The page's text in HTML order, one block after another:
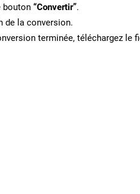
bouton “Convertir”.
de la conversion.
terminée, téléchargez le